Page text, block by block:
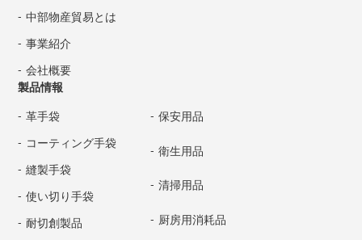
中部物産貿易とは
事業紹介
会社概要
製品情報
革手袋
コーティング手袋
縫製手袋
使い切り手袋
耐切創製品
保安用品
衛生用品
清掃用品
厨房用消耗品